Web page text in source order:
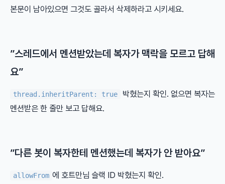
본문이 남아있으면 그것도 골라서 삭제하라고 시키세요.
”스레드에서 멘션받았는데 복자가 맥락을 모르고 답해
요”
thread.inheritParent: true
박혔는지 확인. 없으면 복자는
멘션받은 한 줄만 보고 답해요.
”다른 봇이 복자한테 멘션했는데 복자가 안 받아요”
allowFrom 에 호트만님 슬랙 ID 박혔는지 확인.